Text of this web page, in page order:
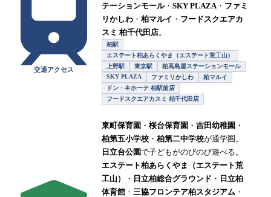
交通アクセス
テーションモール・ SKY PLAZA ・ ファミ
リかしわ ・ 柏マルイ ・ フードスクエアカ
スミ 柏千代田店。
柏駅
エステート柏あらくやま（エステート荒工山）
上野駅
東京駅
柏高島屋ステーションモール
SKY PLAZA
ファミリかしわ
柏マルイ
ドン・キホーテ 柏駅前店
フードスクエアカスミ 柏千代田店
東町保育園 ・ 桜台保育園 ・ 吉田幼稚園 ・
柏第五小学校 ・ 柏第二中学校が通学圏。
日立台公園で子どもがのびのび遊べる。
エステート柏あらくやま（エステート荒
工山）
・ 日立柏総合グラウンド ・ 日立柏
体育館 ・ 三協フロンテア柏スタジアム ・